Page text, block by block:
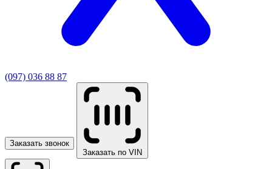
(097) 036 88 87
Заказать звонок
Заказать по VIN